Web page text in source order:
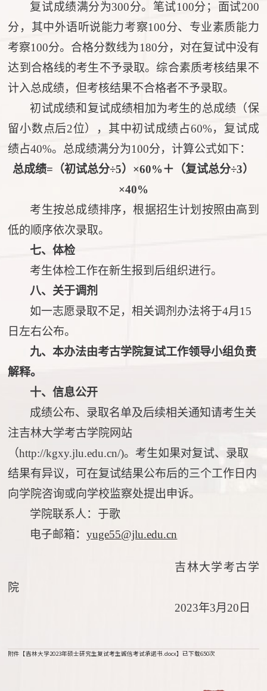
复试成绩满分为300分。 笔试100分；面试200
分，其中外语听说能力考察100分、专业素质能力
考察100分。 合格分数线为180分，对在复试中没有
达到合格线的考生不予录取。综合素质考核结果不
计入总成绩，但考核结果不合格者不予录取。
初试成绩和复试成绩相加为考生的总成绩 （保
留小数点后2位） ，其中初试成绩占60%，复试成
绩占40%。总成绩满分为100分，计算公式如下：
总成绩=（初试总分÷5）×60%＋（复试总分÷3）
×40%
考生按总成绩排序，根据招生计划按照由高到
低的顺序依次录取。
七、体检
考生体检工作在新生报到后组织进行。
八、关于调剂
如一志愿录取不足，相关调剂办法将于4月 15
日左右公布。
九、本办法由考古学院复试工作领导小组负责
解释。
十、信息公开
成绩公布、录取名单及后续相关通知请考生关
注吉林大学考古学院网站
（http://kgxy.jlu.edu.cn/)。考生如果对复试、录取
结果有异议，可在复试结果公布后的三个工作日内
向学院咨询或向学校监察处提出申诉。
学院联系人：于歌
电子邮箱：yuge55@jlu.edu.cn
吉林大学考古学
院
2023年3月20 日
附件【吉林大学2023年硕士研究生复试考生诚信考试承诺书.docx】已下载650次